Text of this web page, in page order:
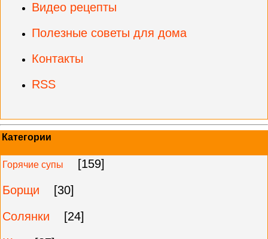
Видео рецепты
Полезные советы для дома
Контакты
RSS
Категории
Горячие супы
[159]
Борщи
[30]
Солянки
[24]